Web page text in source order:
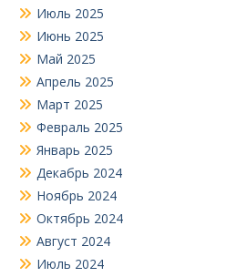
Июль 2025
Июнь 2025
Май 2025
Апрель 2025
Март 2025
Февраль 2025
Январь 2025
Декабрь 2024
Ноябрь 2024
Октябрь 2024
Август 2024
Июль 2024